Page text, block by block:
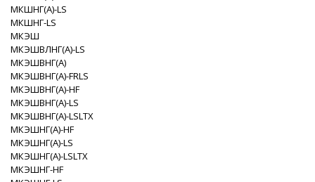
МКШНГ(A)-LS
МКШНГ-LS
МКЭШ
МКЭШВЛНГ(A)-LS
МКЭШВНГ(A)
МКЭШВНГ(A)-FRLS
МКЭШВНГ(A)-HF
МКЭШВНГ(A)-LS
МКЭШВНГ(A)-LSLTX
МКЭШНГ(A)-HF
МКЭШНГ(A)-LS
МКЭШНГ(A)-LSLTX
МКЭШНГ-HF